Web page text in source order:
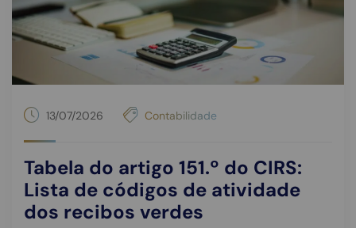
13/07/2026 Contabilidade
Tabela do artigo 151.º do CIRS:
Lista de códigos de atividade
dos recibos verdes